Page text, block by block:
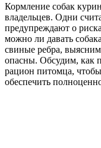
Кормление собак
владельцев. Одни
предупреждают о
можно ли давать
свиные ребра,
опасны. Обсудим, как
рацион питомца,
обеспечить